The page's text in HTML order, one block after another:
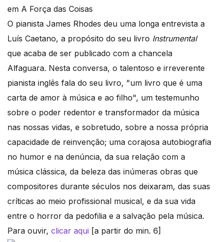
em A Força das Coisas
O pianista James Rhodes deu uma longa entrevista a
Luís Caetano, a propósito do seu livro Instrumental
que acaba de ser publicado com a chancela
Alfaguara. Nesta conversa, o talentoso e irreverente
pianista inglês fala do seu livro, "um livro que é uma
carta de amor à música e ao filho", um testemunho
sobre o poder redentor e transformador da música
nas nossas vidas, e sobretudo, sobre a nossa própria
capacidade de reinvenção; uma corajosa autobiografia
no humor e na denúncia, da sua relação com a
música clássica, da beleza das inúmeras obras que
compositores durante séculos nos deixaram, das suas
críticas ao meio profissional musical, e da sua vida
entre o horror da pedofilia e a salvação pela música.
Para ouvir, clicar aqui [a partir do min. 6]